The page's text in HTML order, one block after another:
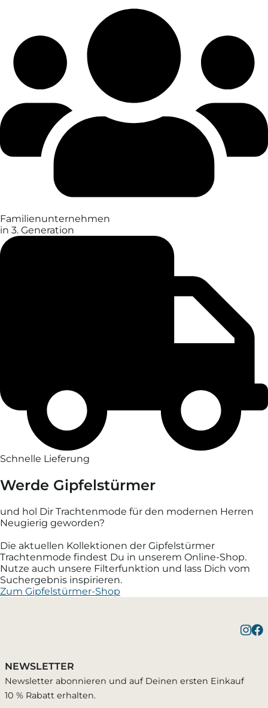
Familien­unter­nehmen
in 3. Generation
Schnelle Lieferung
Werde Gipfelstürmer
und hol Dir Trachten­mode für den modernen Herren
Neugierig geworden?
Die aktuellen Kollektionen der Gipfelstürmer
Trachtenmode findest Du in unserem Online-Shop.
Nutze auch unsere Filterfunktion und lass Dich vom
Suchergebnis inspirieren.
Zum Gipfelstürmer-Shop
NEWSLETTER
Newsletter abonnieren und auf Deinen ersten Einkauf
10 % Rabatt erhalten.